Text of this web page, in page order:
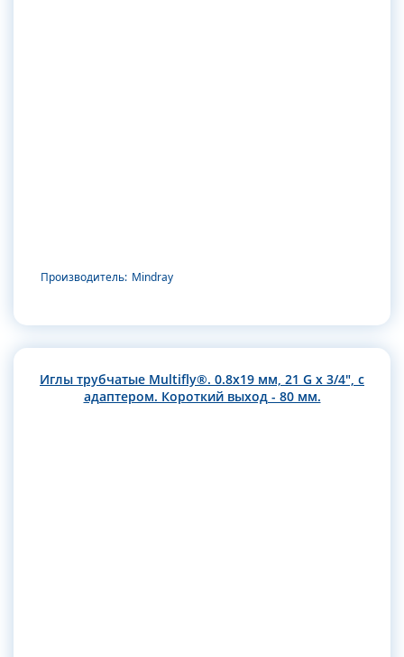
Производитель: Mindray
Иглы трубчатые Multifly®. 0.8х19 мм, 21 G x 3/4", с
адаптером. Короткий выход - 80 мм.